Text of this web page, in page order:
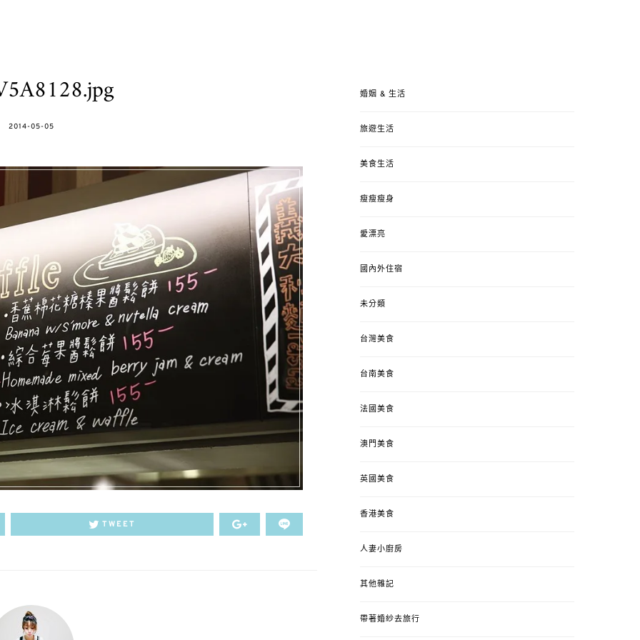
POSTED
2014-05-05
TWEET
婚姻 & 生活
旅遊生活
美食生活
瘦瘦瘦身
愛漂亮
國內外住宿
未分類
台灣美食
台南美食
法國美食
澳門美食
英國美食
香港美食
人妻小廚房
其他雜記
帶著婚紗去旅行